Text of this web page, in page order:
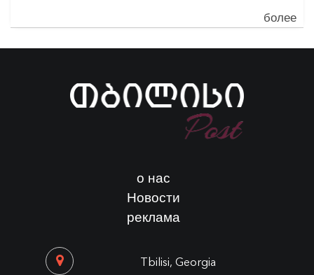
более
о нас
Новости
реклама
Tbilisi, Georgia